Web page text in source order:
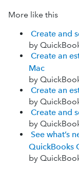
More like this
Create and
by
Create an
Mac
by
Create an
by
Create and
by
See what’s
QuickBooks
by